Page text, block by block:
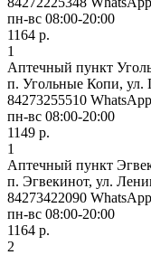
пн-вс 08:00-20:00
1164 р.
1
Аптечный пункт
п. Угольные Копи, ул.
84273255510
пн-вс 08:00-20:00
1149 р.
1
Аптечный пункт
п. Эгвекинот, ул.
84273422090
пн-вс 08:00-20:00
1164 р.
2